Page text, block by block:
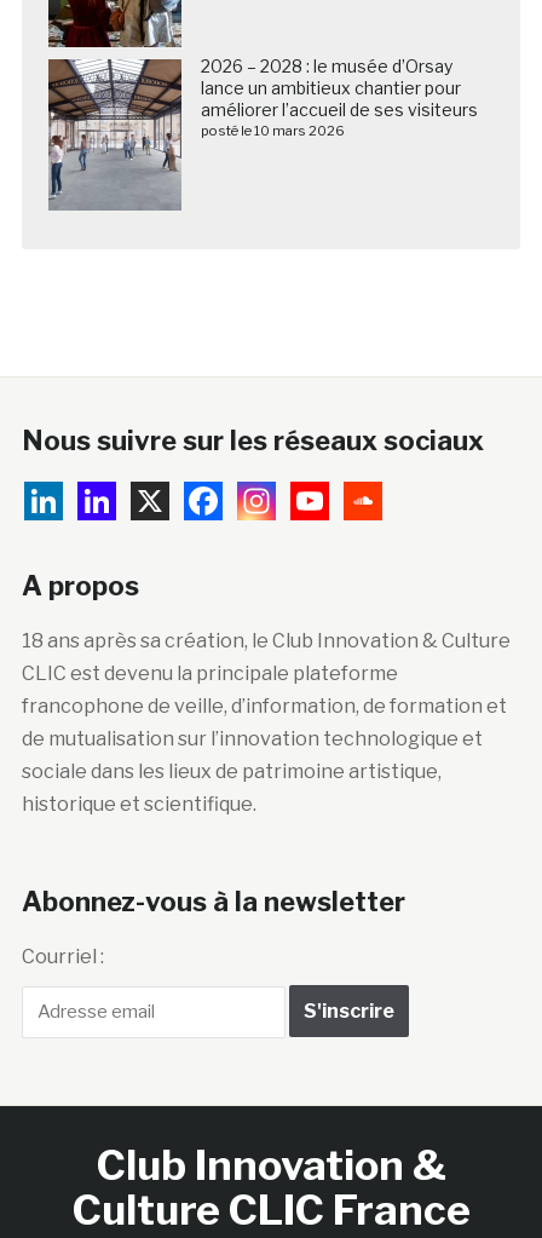
2026 – 2028 : le musée d’Orsay
lance un ambitieux chantier pour
améliorer l’accueil de ses visiteurs
posté le 10 mars 2026
Nous suivre sur les réseaux sociaux
A propos
18 ans après sa création, le Club Innovation & Culture
CLIC est devenu la principale plateforme
francophone de veille, d’information, de formation et
de mutualisation sur l’innovation technologique et
sociale dans les lieux de patrimoine artistique,
historique et scientifique.
Abonnez-vous à la newsletter
Courriel :
Club Innovation &
Culture CLIC France